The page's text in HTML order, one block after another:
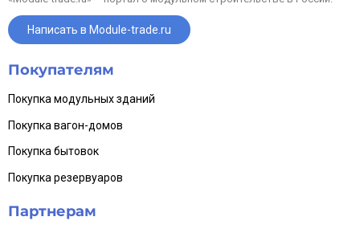
Объект расположен в Оренбургской области. По вопросам
организации осмотра и уточнения документации просьба
обращаться в личные сообщения или по телефону. Вопросы
порядке.
демонтаж, транспортировка, монтаж и доработка под
подготовкой объекта под конкретные задачи эксплуатации.
Написать в Module-trade.ru
Покупателям
Покупка модульных зданий
Покупка вагон-домов
Покупка бытовок
Покупка резервуаров
Партнерам